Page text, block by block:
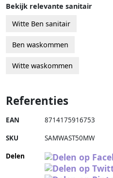
Bekijk relevante sanitair
Witte Ben sanitair
Ben waskommen
Witte waskommen
Referenties
EAN 8714175916753
SKU SAMWAST50MW
Delen